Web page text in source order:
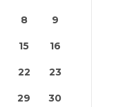
8 9
15 16
22 23
29 30